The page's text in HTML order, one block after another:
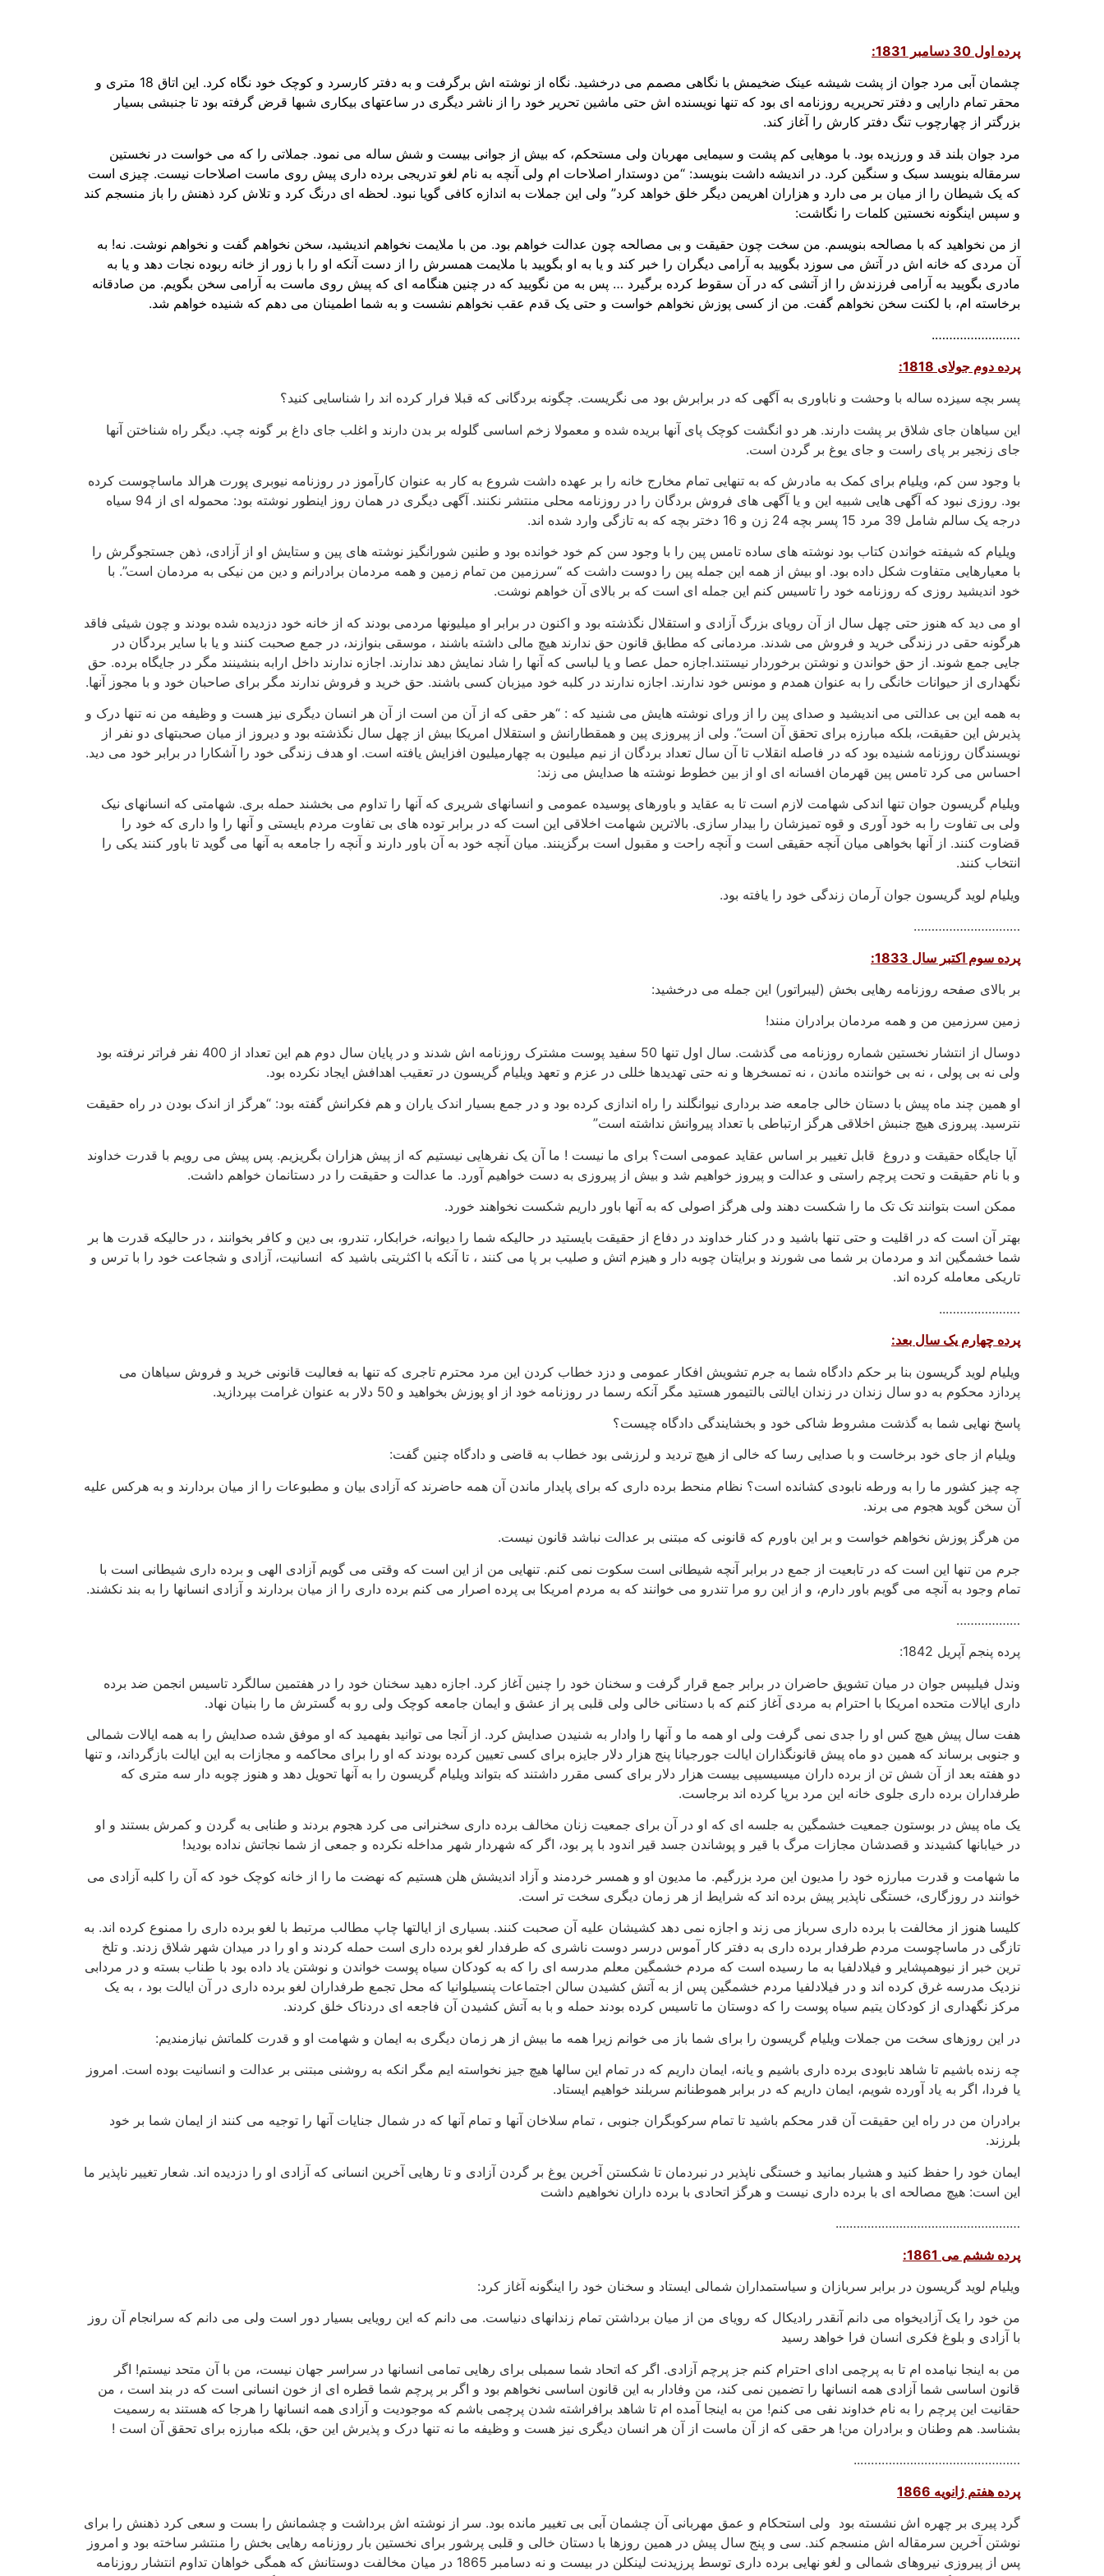
پرده اول 30 دسامبر 1831:
چشمان آبی مرد جوان از پشت شیشه عینک ضخیمش با نگاهی مصمم می درخشید. نگاه از نوشته اش برگرفت و به دفتر کارسرد و کوچک خود نگاه کرد. این اتاق 18 متری و
محقر تمام دارایی و دفتر تحریریه روزنامه ای بود که تنها نویسنده اش حتی ماشین تحریر خود را از ناشر دیگری در ساعتهای بیکاری شبها قرض گرفته بود تا جنبشی بسیار
بزرگتر از چهارچوب تنگ دفتر کارش را آغاز کند.
مرد جوان بلند قد و ورزیده بود. با موهایی کم پشت و سیمایی مهربان ولی مستحکم، که بیش از جوانی بیست و شش ساله می نمود. جملاتی را که می خواست در نخستین
سرمقاله بنویسد سبک و سنگین کرد. در اندیشه داشت بنویسد: “من دوستدار اصلاحات ام ولی آنچه به نام لغو تدریجی برده داری پیش روی ماست اصلاحات نیست. چیزی است
که یک شیطان را از میان بر می دارد و هزاران اهریمن دیگر خلق خواهد کرد” ولی این جملات به اندازه کافی گویا نبود. لحظه ای درنگ کرد و تلاش کرد ذهنش را باز منسجم کند
و سپس اینگونه نخستین کلمات را نگاشت:
از من نخواهید که با مصالحه بنویسم. من سخت چون حقیقت و بی مصالحه چون عدالت خواهم بود. من با ملایمت نخواهم اندیشید، سخن نخواهم گفت و نخواهم نوشت. نه! به
آن مردی که خانه اش در آتش می سوزد بگویید به آرامی دیگران را خبر کند و یا به او بگویید با ملایمت همسرش را از دست آنکه او را با زور از خانه ربوده نجات دهد و یا به
مادری بگویید به آرامی فرزندش را از آتشی که در آن سقوط کرده برگیرد … پس به من نگویید که در چنین هنگامه ای که پیش روی ماست به آرامی سخن بگویم. من صادقانه
برخاسته ام، با لکنت سخن نخواهم گفت. من از کسی پوزش نخواهم خواست و حتی یک قدم عقب نخواهم نشست و به شما اطمینان می دهم که شنیده خواهم شد.
…………………….
پرده دوم جولای 1818:
پسر بچه سیزده ساله با وحشت و ناباوری به آگهی که در برابرش بود می نگریست. چگونه بردگانی که قبلا فرار کرده اند را شناسایی کنید؟
این سیاهان جای شلاق بر پشت دارند. هر دو انگشت کوچک پای آنها بریده شده و معمولا زخم اساسی گلوله بر بدن دارند و اغلب جای داغ بر گونه چپ. دیگر راه شناختن آنها
جای زنجیر بر پای راست و جای یوغ بر گردن است.
با وجود سن کم، ویلیام برای کمک به مادرش که به تنهایی تمام مخارج خانه را بر عهده داشت شروع به کار به عنوان کارآموز در روزنامه نیوبری پورت هرالد ماساچوست کرده
بود. روزی نبود که آگهی هایی شبیه این و یا آگهی های فروش بردگان را در روزنامه محلی منتشر نکنند. آگهی دیگری در همان روز اینطور نوشته بود: محموله ای از 94 سیاه
درجه یک سالم شامل 39 مرد 15 پسر بچه 24 زن و 16 دختر بچه که به تازگی وارد شده اند.
ویلیام که شیفته خواندن کتاب بود نوشته های ساده تامس پین را با وجود سن کم خود خوانده بود و طنین شورانگیز نوشته های پین و ستایش او از آزادی، ذهن جستجوگرش را
با معیارهایی متفاوت شکل داده بود. او بیش از همه این جمله پین را دوست داشت که “سرزمین من تمام زمین و همه مردمان برادرانم و دین من نیکی به مردمان است”. با
خود اندیشید روزی که روزنامه خود را تاسیس کنم این جمله ای است که بر بالای آن خواهم نوشت.
او می دید که هنوز حتی چهل سال از آن رویای بزرگ آزادی و استقلال نگذشته بود و اکنون در برابر او میلیونها مردمی بودند که از خانه خود دزدیده شده بودند و چون شیئی فاقد
هرگونه حقی در زندگی خرید و فروش می شدند. مردمانی که مطابق قانون حق ندارند هیچ مالی داشته باشند ، موسقی بنوازند، در جمع صحبت کنند و یا با سایر بردگان در
جایی جمع شوند. از حق خواندن و نوشتن برخوردار نیستند.اجازه حمل عصا و یا لباسی که آنها را شاد نمایش دهد ندارند. اجازه ندارند داخل ارابه بنشینند مگر در جایگاه برده. حق
نگهداری از حیوانات خانگی را به عنوان همدم و مونس خود ندارند. اجازه ندارند در کلبه خود میزبان کسی باشند. حق خرید و فروش ندارند مگر برای صاحبان خود و با مجوز آنها.
به همه این بی عدالتی می اندیشید و صدای پین را از ورای نوشته هایش می شنید که : “هر حقی که از آن من است از آن هر انسان دیگری نیز هست و وظیفه من نه تنها درک و
پذیرش این حقیقت، بلکه مبارزه برای تحقق آن است”. ولی از پیروزی پین و همقطارانش و استقلال امریکا بیش از چهل سال نگذشته بود و دیروز از میان صحبتهای دو نفر از
نویسندگان روزنامه شنیده بود که در فاصله انقلاب تا آن سال تعداد بردگان از نیم میلیون به چهارمیلیون افزایش یافته است. او هدف زندگی خود را آشکارا در برابر خود می دید.
احساس می کرد تامس پین قهرمان افسانه ای او از بین خطوط نوشته ها صدایش می زند:
ویلیام گریسون جوان تنها اندکی شهامت لازم است تا به عقاید و باورهای پوسیده عمومی و انسانهای شریری که آنها را تداوم می بخشند حمله بری. شهامتی که انسانهای نیک
ولی بی تفاوت را به خود آوری و قوه تمیزشان را بیدار سازی. بالاترین شهامت اخلاقی این است که در برابر توده های بی تفاوت مردم بایستی و آنها را وا داری که خود را
قضاوت کنند. از آنها بخواهی میان آنچه حقیقی است و آنچه راحت و مقبول است برگزینند. میان آنچه خود به آن باور دارند و آنچه را جامعه به آنها می گوید تا باور کنند یکی را
انتخاب کنند.
ویلیام لوید گریسون جوان آرمان زندگی خود را یافته بود.
…………………………
پرده سوم اکتبر سال 1833:
بر بالای صفحه روزنامه رهایی بخش (لیبراتور) این جمله می درخشید:
زمین سرزمین من و همه مردمان برادران منند!
دوسال از انتشار نخستین شماره روزنامه می گذشت. سال اول تنها 50 سفید پوست مشترک روزنامه اش شدند و در پایان سال دوم هم این تعداد از 400 نفر فراتر نرفته بود
ولی نه بی پولی ، نه بی خواننده ماندن ، نه تمسخرها و نه حتی تهدیدها خللی در عزم و تعهد ویلیام گریسون در تعقیب اهدافش ایجاد نکرده بود.
او همین چند ماه پیش با دستان خالی جامعه ضد برداری نیوانگلند را راه اندازی کرده بود و در جمع بسیار اندک یاران و هم فکرانش گفته بود: “هرگز از اندک بودن در راه حقیقت
نترسید. پیروزی هیچ جنبش اخلاقی هرگز ارتباطی با تعداد پیروانش نداشته است”
آیا جایگاه حقیقت و دروغ قابل تغییر بر اساس عقاید عمومی است؟ برای ما نیست ! ما آن یک نفرهایی نیستیم که از پیش هزاران بگریزیم. پس پیش می رویم با قدرت خداوند
و با نام حقیقت و تحت پرچم راستی و عدالت و پیروز خواهیم شد و بیش از پیروزی به دست خواهیم آورد. ما عدالت و حقیقت را در دستانمان خواهم داشت.
ممکن است بتوانند تک تک ما را شکست دهند ولی هرگز اصولی که به آنها باور داریم شکست نخواهند خورد.
بهتر آن است که در اقلیت و حتی تنها باشید و در کنار خداوند در دفاع از حقیقت بایستید در حالیکه شما را دیوانه، خرابکار، تندرو، بی دین و کافر بخوانند ، در حالیکه قدرت ها بر
شما خشمگین اند و مردمان بر شما می شورند و برایتان چوبه دار و هیزم اتش و صلیب بر پا می کنند ، تا آنکه با اکثریتی باشید که انسانیت، آزادی و شجاعت خود را با ترس و
تاریکی معامله کرده اند.
…………………..
پرده چهارم یک سال بعد:
ویلیام لوید گریسون بنا بر حکم دادگاه شما به جرم تشویش افکار عمومی و دزد خطاب کردن این مرد محترم تاجری که تنها به فعالیت قانونی خرید و فروش سیاهان می
پردازد محکوم به دو سال زندان در زندان ایالتی بالتیمور هستید مگر آنکه رسما در روزنامه خود از او پوزش بخواهید و 50 دلار به عنوان غرامت بپردازید.
پاسخ نهایی شما به گذشت مشروط شاکی خود و بخشایندگی دادگاه چیست؟
ویلیام از جای خود برخاست و با صدایی رسا که خالی از هیچ تردید و لرزشی بود خطاب به قاضی و دادگاه چنین گفت:
چه چیز کشور ما را به ورطه نابودی کشانده است؟ نظام منحط برده داری که برای پایدار ماندن آن همه حاضرند که آزادی بیان و مطبوعات را از میان بردارند و به هرکس علیه
آن سخن گوید هجوم می برند.
من هرگز پوزش نخواهم خواست و بر این باورم که قانونی که مبتنی بر عدالت نباشد قانون نیست.
جرم من تنها این است که در تابعیت از جمع در برابر آنچه شیطانی است سکوت نمی کنم. تنهایی من از این است که وقتی می گویم آزادی الهی و برده داری شیطانی است با
تمام وجود به آنچه می گویم باور دارم، و از این رو مرا تندرو می خوانند که به مردم امریکا بی پرده اصرار می کنم برده داری را از میان بردارند و آزادی انسانها را به بند نکشند.
………………
پرده پنجم آپریل 1842:
وندل فیلیپس جوان در میان تشویق حاضران در برابر جمع قرار گرفت و سخنان خود را چنین آغاز کرد. اجازه دهید سخنان خود را در هفتمین سالگرد تاسیس انجمن ضد برده
داری ایالات متحده امریکا با احترام به مردی آغاز کنم که با دستانی خالی ولی قلبی پر از عشق و ایمان جامعه کوچک ولی رو به گسترش ما را بنیان نهاد.
هفت سال پیش هیچ کس او را جدی نمی گرفت ولی او همه ما و آنها را وادار به شنیدن صدایش کرد. از آنجا می توانید بفهمید که او موفق شده صدایش را به همه ایالات شمالی
و جنوبی برساند که همین دو ماه پیش قانونگذاران ایالت جورجیانا پنج هزار دلار جایزه برای کسی تعیین کرده بودند که او را برای محاکمه و مجازات به این ایالت بازگرداند، و تنها
دو هفته بعد از آن شش تن از برده داران میسیسیپی بیست هزار دلار برای کسی مقرر داشتند که بتواند ویلیام گریسون را به آنها تحویل دهد و هنوز چوبه دار سه متری که
طرفداران برده داری جلوی خانه این مرد برپا کرده اند برجاست.
یک ماه پیش در بوستون جمعیت خشمگین به جلسه ای که او در آن برای جمعیت زنان مخالف برده داری سخنرانی می کرد هجوم بردند و طنابی به گردن و کمرش بستند و او
در خیابانها کشیدند و قصدشان مجازات مرگ با قیر و پوشاندن جسد قیر اندود با پر بود، اگر که شهردار شهر مداخله نکرده و جمعی از شما نجاتش نداده بودید!
ما شهامت و قدرت مبارزه خود را مدیون این مرد بزرگیم. ما مدیون او و همسر خردمند و آزاد اندیشش هلن هستیم که نهضت ما را از خانه کوچک خود که آن را کلبه آزادی می
خوانند در روزگاری، خستگی ناپذیر پیش برده اند که شرایط از هر زمان دیگری سخت تر است.
کلیسا هنوز از مخالفت با برده داری سرباز می زند و اجازه نمی دهد کشیشان علیه آن صحبت کنند. بسیاری از ایالتها چاپ مطالب مرتبط با لغو برده داری را ممنوع کرده اند. به
تازگی در ماساچوست مردم طرفدار برده داری به دفتر کار آموس درسر دوست ناشری که طرفدار لغو برده داری است حمله کردند و او را در میدان شهر شلاق زدند. و تلخ
ترین خبر از نیوهمپشایر و فیلادلفیا به ما رسیده است که مردم خشمگین معلم مدرسه ای را که به کودکان سیاه پوست خواندن و نوشتن یاد داده بود با طناب بسته و در مردابی
نزدیک مدرسه غرق کرده اند و در فیلادلفیا مردم خشمگین پس از به آتش کشیدن سالن اجتماعات پنسیلوانیا که محل تجمع طرفداران لغو برده داری در آن ایالت بود ، به یک
مرکز نگهداری از کودکان یتیم سیاه پوست را که دوستان ما تاسیس کرده بودند حمله و با به آتش کشیدن آن فاجعه ای دردناک خلق کردند.
در این روزهای سخت من جملات ویلیام گریسون را برای شما باز می خوانم زیرا همه ما بیش از هر زمان دیگری به ایمان و شهامت او و قدرت کلماتش نیازمندیم:
چه زنده باشیم تا شاهد نابودی برده داری باشیم و یانه، ایمان داریم که در تمام این سالها هیچ جیز نخواسته ایم مگر انکه به روشنی مبتنی بر عدالت و انسانیت بوده است. امروز
یا فردا، اگر به یاد آورده شویم، ایمان داریم که در برابر هموطنانم سربلند خواهیم ایستاد.
برادران من در راه این حقیقت آن قدر محکم باشید تا تمام سرکوبگران جنوبی ، تمام سلاخان آنها و تمام آنها که در شمال جنایات آنها را توجیه می کنند از ایمان شما بر خود
بلرزند.
ایمان خود را حفظ کنید و هشیار بمانید و خستگی ناپذیر در نبردمان تا شکستن آخرین یوغ بر گردن آزادی و تا رهایی آخرین انسانی که آزادی او را دزدیده اند. شعار تغییر ناپذیر ما
این است: هیچ مصالحه ای با برده داری نیست و هرگز اتحادی با برده داران نخواهیم داشت
…………………………………………….
پرده ششم می 1861:
ویلیام لوید گریسون در برابر سربازان و سیاستمداران شمالی ایستاد و سخنان خود را اینگونه آغاز کرد:
من خود را یک آزادیخواه می دانم آنقدر رادیکال که رویای من از میان برداشتن تمام زندانهای دنیاست. می دانم که این رویایی بسیار دور است ولی می دانم که سرانجام آن روز
با آزادی و بلوغ فکری انسان فرا خواهد رسید
من به اینجا نیامده ام تا به پرچمی ادای احترام کنم جز پرچم آزادی. اگر که اتحاد شما سمبلی برای رهایی تمامی انسانها در سراسر جهان نیست، من با آن متحد نیستم! اگر
قانون اساسی شما آزادی همه انسانها را تضمین نمی کند، من وفادار به این قانون اساسی نخواهم بود و اگر بر پرچم شما قطره ای از خون انسانی است که در بند است ، من
حقانیت این پرچم را به نام خداوند نفی می کنم! من به اینجا آمده ام تا شاهد برافراشته شدن پرچمی باشم که موجودیت و آزادی همه انسانها را هرجا که هستند به رسمیت
بشناسد. هم وطنان و برادران من! هر حقی که از آن ماست از آن هر انسان دیگری نیز هست و وظیفه ما نه تنها درک و پذیرش این حق، بلکه مبارزه برای تحقق آن است !
………………………………………..
پرده هفتم ژانویه 1866
گرد پیری بر چهره اش نشسته بود ولی استحکام و عمق مهربانی آن چشمان آبی بی تغییر مانده بود. سر از نوشته اش برداشت و چشمانش را بست و سعی کرد ذهنش را برای
نوشتن آخرین سرمقاله اش منسجم کند. سی و پنج سال پیش در همین روزها با دستان خالی و قلبی پرشور برای نخستین بار روزنامه رهایی بخش را منتشر ساخته بود و امروز
پس از پیروزی نیروهای شمالی و لغو نهایی برده داری توسط پرزیدنت لینکلن در بیست و نه دسامبر 1865 در میان مخالفت دوستانش که همگی خواهان تداوم انتشار روزنامه